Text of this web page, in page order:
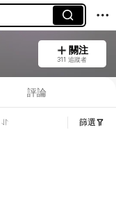
關注
311 追蹤者
評論
篩選